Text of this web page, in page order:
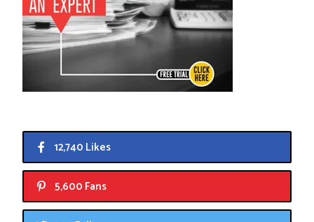
12,740 Likes
5,600 Fans